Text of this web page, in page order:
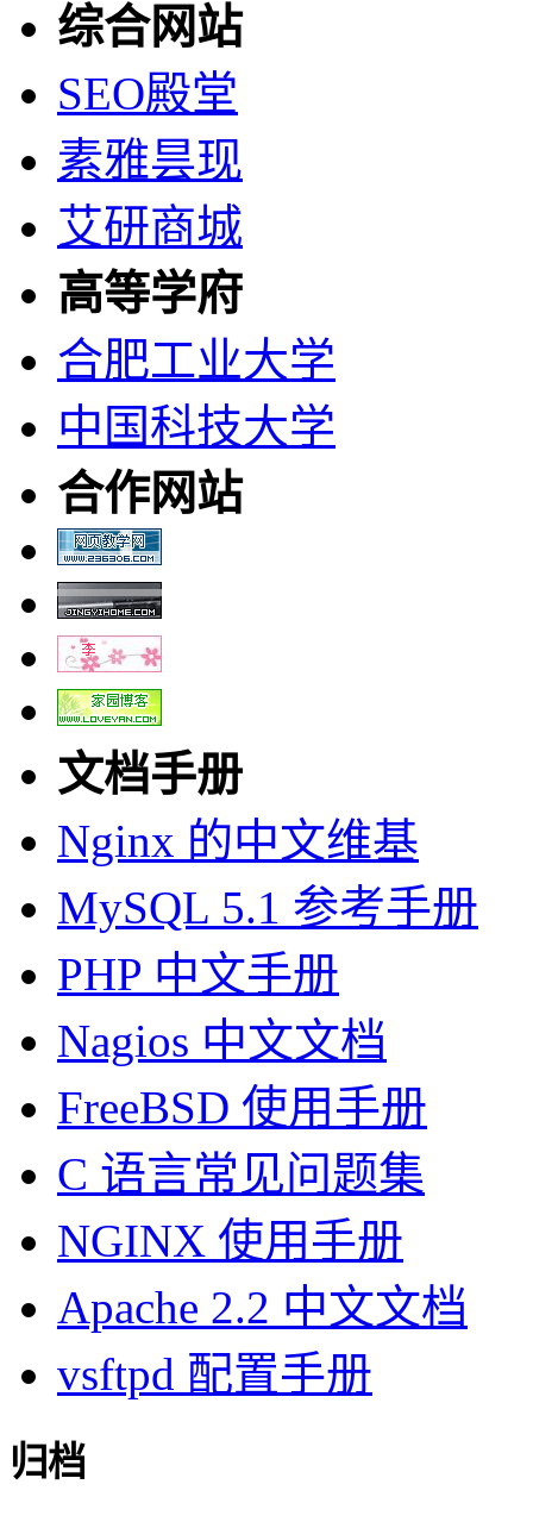
综合网站
SEO殿堂
素雅昙现
艾研商城
高等学府
合肥工业大学
中国科技大学
合作网站
文档手册
Nginx 的中文维基
MySQL 5.1 参考手册
PHP 中文手册
Nagios 中文文档
FreeBSD 使用手册
C 语言常见问题集
NGINX 使用手册
Apache 2.2 中文文档
vsftpd 配置手册
归档